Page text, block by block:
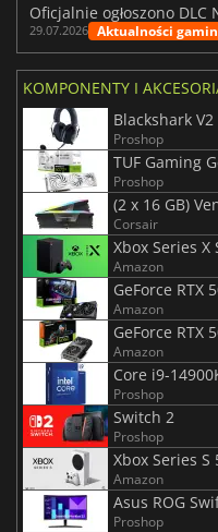
Oficjalnie ogłoszono
29.07.2026 Aktualności
KOMPONENTY I
Blackshark
Proshop
Proshop
Corsair
Xbox Series X
Amazon
Amazon
Amazon
Core i9-
Proshop
Switch 2
Proshop
Xbox Series S
Amazon
Asus ROG
Proshop